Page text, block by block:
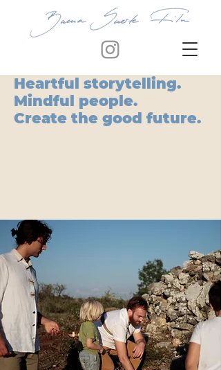
Heartful storytelling.
Mindful people.
Create the good future.